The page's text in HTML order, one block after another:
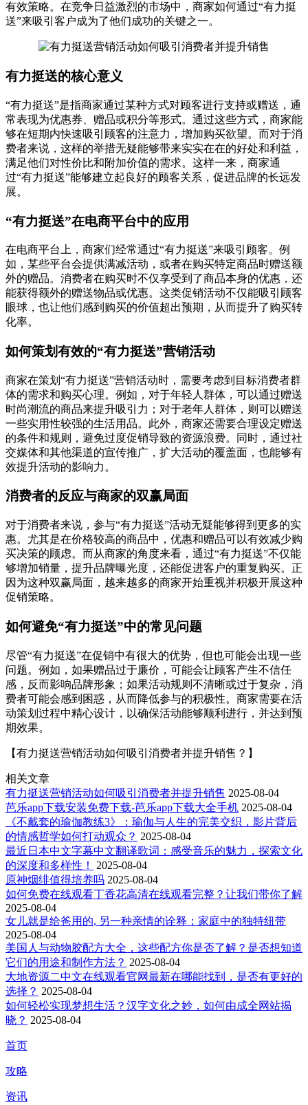
有效策略。在竞争日益激烈的市场中，商家如何通过“有力挺
送”来吸引客户成为了他们成功的关键之一。
有力挺送的核心意义
“有力挺送”是指商家通过某种方式对顾客进行支持或赠送，通
常表现为优惠券、赠品或积分等形式。通过这些方式，商家能
够在短期内快速吸引顾客的注意力，增加购买欲望。而对于消
费者来说，这样的举措无疑能够带来实实在在的好处和利益，
满足他们对性价比和附加价值的需求。这样一来，商家通
过“有力挺送”能够建立起良好的顾客关系，促进品牌的长远发
展。
“有力挺送”在电商平台中的应用
在电商平台上，商家们经常通过“有力挺送”来吸引顾客。例
如，某些平台会提供满减活动，或者在购买特定商品时赠送额
外的赠品。消费者在购买时不仅享受到了商品本身的优惠，还
能获得额外的赠送物品或优惠。这类促销活动不仅能吸引顾客
眼球，也让他们感到购买的价值超出预期，从而提升了购买转
化率。
如何策划有效的“有力挺送”营销活动
商家在策划“有力挺送”营销活动时，需要考虑到目标消费者群
体的需求和购买心理。例如，对于年轻人群体，可以通过赠送
时尚潮流的商品来提升吸引力；对于老年人群体，则可以赠送
一些实用性较强的生活用品。此外，商家还需要合理设定赠送
的条件和规则，避免过度促销导致的资源浪费。同时，通过社
交媒体和其他渠道的宣传推广，扩大活动的覆盖面，也能够有
效提升活动的影响力。
消费者的反应与商家的双赢局面
对于消费者来说，参与“有力挺送”活动无疑能够得到更多的实
惠。尤其是在价格较高的商品中，优惠和赠品可以有效减少购
买决策的顾虑。而从商家的角度来看，通过“有力挺送”不仅能
够增加销量，提升品牌曝光度，还能促进客户的重复购买。正
因为这种双赢局面，越来越多的商家开始重视并积极开展这种
促销策略。
如何避免“有力挺送”中的常见问题
尽管“有力挺送”在促销中有很大的优势，但也可能会出现一些
问题。例如，如果赠品过于廉价，可能会让顾客产生不信任
感，反而影响品牌形象；如果活动规则不清晰或过于复杂，消
费者可能会感到困惑，从而降低参与的积极性。商家需要在活
动策划过程中精心设计，以确保活动能够顺利进行，并达到预
期效果。
【有力挺送营销活动如何吸引消费者并提升销售？】
相关文章
有力挺送营销活动如何吸引消费者并提升销售 2025-08-04
芭乐app下载安装免费下载-芭乐app下载大全手机 2025-08-04
《不戴套的瑜伽教练3》：瑜伽与人生的完美交织，影片背后
的情感哲学如何打动观众？ 2025-08-04
最近日本中文字幕中文翻译歌词：感受音乐的魅力，探索文化
的深度和多样性！
2025-08-04
原神烟绯值得培养吗 2025-08-04
如何免费在线观看丁香花高清在线观看完整？让我们带你了解
2025-08-04
女儿就是给爸用的, 另一种亲情的诠释：家庭中的独特纽带
2025-08-04
美国人与动物胶配方大全，这些配方你是否了解？是否想知道
它们的用途和制作方法？ 2025-08-04
大地资源二中文在线观看官网最新在哪能找到，是否有更好的
选择？ 2025-08-04
如何轻松实现梦想生活？汉字文化之妙，如何由成全网站揭
晓？ 2025-08-04
首页
攻略
资讯